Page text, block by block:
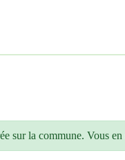
sur la commune. Vous